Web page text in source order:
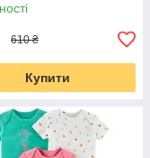
610 ₴
Купити